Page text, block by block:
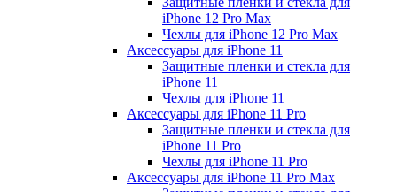
iPhone 12 Pro Max
Чехлы для iPhone 12 Pro Max
Аксессуары для iPhone 11
Защитные пленки и стекла для
iPhone 11
Чехлы для iPhone 11
Аксессуары для iPhone 11 Pro
Защитные пленки и стекла для
iPhone 11 Pro
Чехлы для iPhone 11 Pro
Аксессуары для iPhone 11 Pro Max